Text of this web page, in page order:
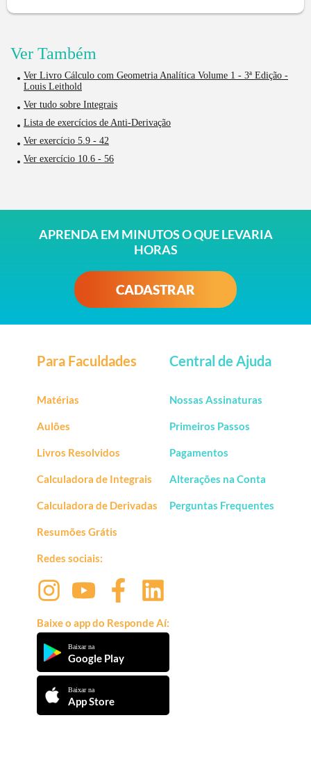
Ver Também
Ver Livro Cálculo com Geometria Analítica Volume 1 - 3ª Edição -
Louis Leithold
Ver tudo sobre Integrais
Lista de exercícios de Anti-Derivação
Ver exercício 5.9 - 42
Ver exercício 10.6 - 56
APRENDA EM MINUTOS O QUE LEVARIA
HORAS
CADASTRAR
Para Faculdades
Matérias
Aulões
Livros Resolvidos
Calculadora de Integrais
Calculadora de Derivadas
Resumões Grátis
Redes sociais:
Baixe o app do Responde Aí:
Baixar na
Google Play
Baixar na
App Store
Central de Ajuda
Nossas Assinaturas
Primeiros Passos
Pagamentos
Alterações na Conta
Perguntas Frequentes